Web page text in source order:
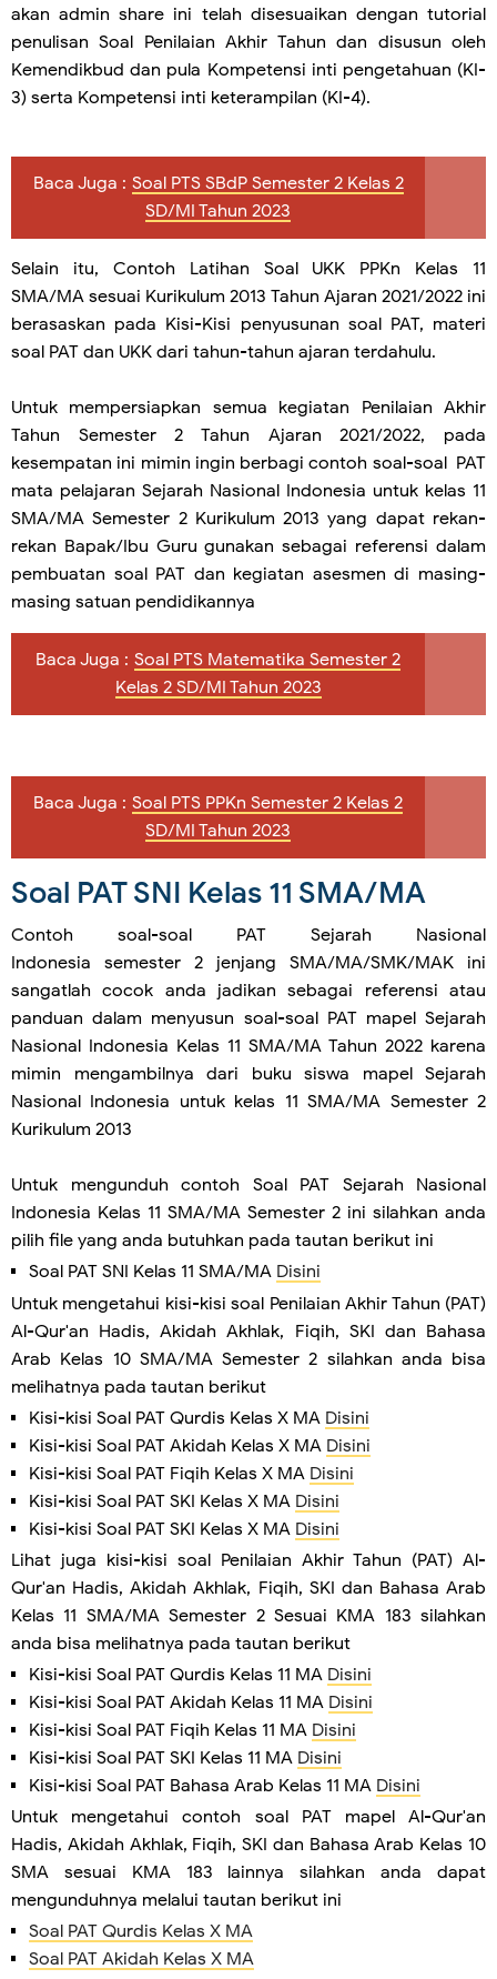
akan admin share ini telah disesuaikan dengan tutorial
penulisan Soal Penilaian Akhir Tahun dan disusun oleh
Kemendikbud dan pula Kompetensi inti pengetahuan (KI-
3) serta Kompetensi inti keterampilan (KI-4).
Baca Juga : Soal PTS SBdP Semester 2 Kelas 2
SD/MI Tahun 2023
Selain itu, Contoh Latihan Soal UKK PPKn Kelas 11
SMA/MA sesuai Kurikulum 2013 Tahun Ajaran 2021/2022 ini
berasaskan pada Kisi-Kisi penyusunan soal PAT, materi
soal PAT dan UKK dari tahun-tahun ajaran terdahulu.
Untuk mempersiapkan semua kegiatan Penilaian Akhir
Tahun Semester 2 Tahun Ajaran 2021/2022, pada
kesempatan ini mimin ingin berbagi contoh soal-soal PAT
mata pelajaran Sejarah Nasional Indonesia untuk kelas 11
SMA/MA Semester 2 Kurikulum 2013 yang dapat rekan-
rekan Bapak/Ibu Guru gunakan sebagai referensi dalam
pembuatan soal PAT dan kegiatan asesmen di masing-
masing satuan pendidikannya
Baca Juga : Soal PTS Matematika Semester 2
Kelas 2 SD/MI Tahun 2023
Baca Juga : Soal PTS PPKn Semester 2 Kelas 2
SD/MI Tahun 2023
Soal PAT SNI Kelas 11 SMA/MA
Contoh soal-soal PAT Sejarah Nasional
Indonesia semester 2 jenjang SMA/MA/SMK/MAK ini
sangatlah cocok anda jadikan sebagai referensi atau
panduan dalam menyusun soal-soal PAT mapel Sejarah
Nasional Indonesia Kelas 11 SMA/MA Tahun 2022 karena
mimin mengambilnya dari buku siswa mapel Sejarah
Nasional Indonesia untuk kelas 11 SMA/MA Semester 2
Kurikulum 2013
Untuk mengunduh contoh Soal PAT Sejarah Nasional
Indonesia Kelas 11 SMA/MA Semester 2 ini silahkan anda
pilih file yang anda butuhkan pada tautan berikut ini
Soal PAT SNI Kelas 11 SMA/MA Disini
Untuk mengetahui kisi-kisi soal Penilaian Akhir Tahun (PAT)
Al-Qur'an Hadis, Akidah Akhlak, Fiqih, SKI dan Bahasa
Arab Kelas 10 SMA/MA Semester 2 silahkan anda bisa
melihatnya pada tautan berikut
Kisi-kisi Soal PAT Qurdis Kelas X MA Disini
Kisi-kisi Soal PAT Akidah Kelas X MA Disini
Kisi-kisi Soal PAT Fiqih Kelas X MA Disini
Kisi-kisi Soal PAT SKI Kelas X MA Disini
Kisi-kisi Soal PAT SKI Kelas X MA Disini
Lihat juga kisi-kisi soal Penilaian Akhir Tahun (PAT) Al-
Qur'an Hadis, Akidah Akhlak, Fiqih, SKI dan Bahasa Arab
Kelas 11 SMA/MA Semester 2 Sesuai KMA 183 silahkan
anda bisa melihatnya pada tautan berikut
Kisi-kisi Soal PAT Qurdis Kelas 11 MA Disini
Kisi-kisi Soal PAT Akidah Kelas 11 MA Disini
Kisi-kisi Soal PAT Fiqih Kelas 11 MA Disini
Kisi-kisi Soal PAT SKI Kelas 11 MA Disini
Kisi-kisi Soal PAT Bahasa Arab Kelas 11 MA Disini
Untuk mengetahui contoh soal PAT mapel Al-Qur'an
Hadis, Akidah Akhlak, Fiqih, SKI dan Bahasa Arab Kelas 10
SMA sesuai KMA 183 lainnya silahkan anda dapat
mengunduhnya melalui tautan berikut ini
Soal PAT Qurdis Kelas X MA
Soal PAT Akidah Kelas X MA